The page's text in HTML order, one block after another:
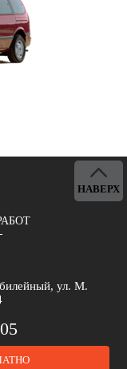
ул. М.
НАВЕРХ